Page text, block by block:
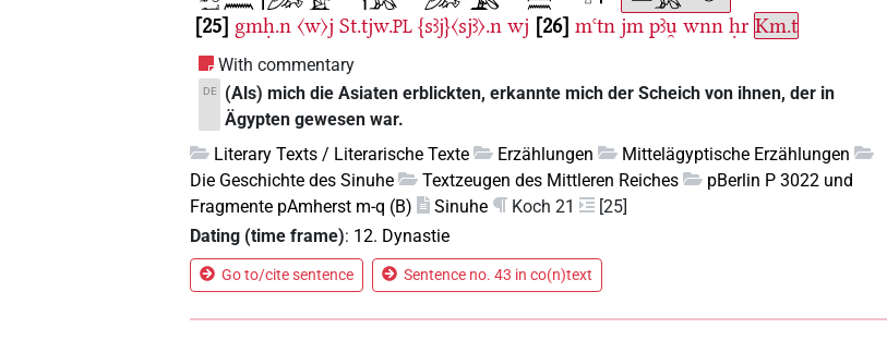
25 gmḥ.n 〈w〉j St.tjw.PL {sꜣj}〈sjꜣ〉.n wj 26 mꜥtn jm pꜣu̯ wnn ḥr Km.t
With commentary
DE
(Als) mich die Asiaten erblickten, erkannte mich der Scheich von ihnen, der in
Ägypten gewesen war.
Literary Texts / Literarische Texte
Erzählungen
Mittelägyptische Erzählungen
Die Geschichte des Sinuhe
Textzeugen des Mittleren Reiches
pBerlin P 3022 und
Fragmente pAmherst m-q (B)
Sinuhe Koch 21
[25]
Dating (time frame): 12. Dynastie
Go to/cite sentence Sentence no. 43 in co(n)text